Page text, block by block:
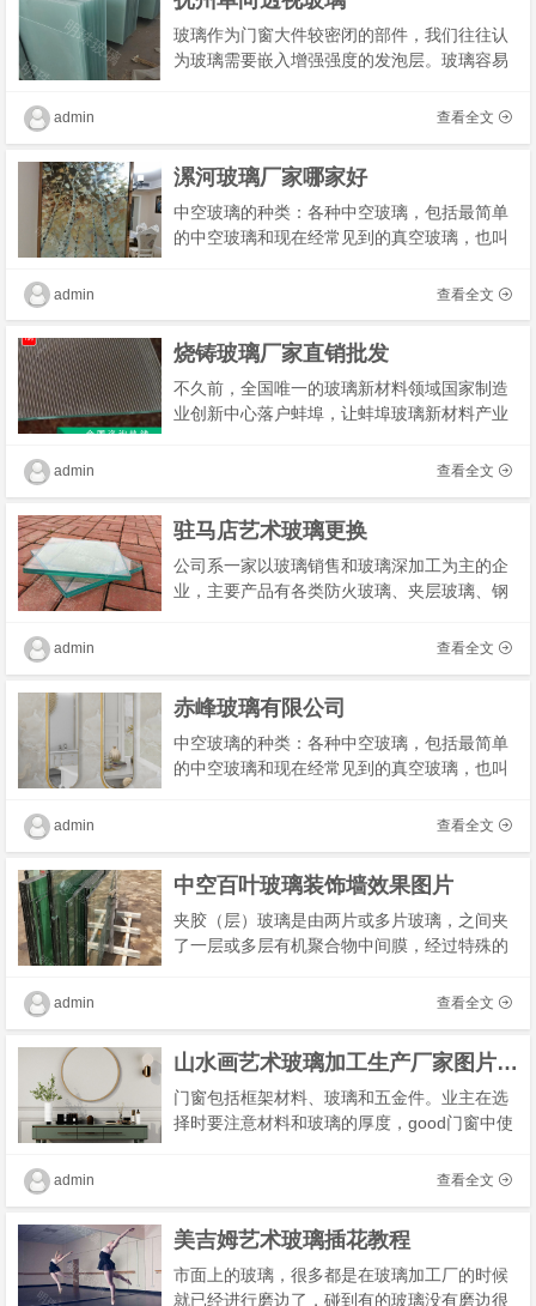
玻璃作为门窗大件较密闭的部件，我们往往认
为玻璃需要嵌入增强强度的发泡层。玻璃容易
隔热效果。当玻璃的使用温度高时，应关闭门
查看全文
admin
漯河玻璃厂家哪家好
中空玻璃的种类：各种中空玻璃，包括最简单
的中空玻璃和现在经常见到的真空玻璃，也叫
经过特殊设计的钢化玻璃。只有具有中空的板
查看全文
admin
烧铸玻璃厂家直销批发
不久前，全国唯一的玻璃新材料领域国家制造
业创新中心落户蚌埠，让蚌埠玻璃新材料产业
硅基新材料产业，以中建材蚌埠玻璃工业设计
查看全文
admin
驻马店艺术玻璃更换
公司系一家以玻璃销售和玻璃深加工为主的企
业，主要产品有各类防火玻璃、夹层玻璃、钢
玻璃工程的设计与安装等，其中尤其是三小时
查看全文
admin
赤峰玻璃有限公司
中空玻璃的种类：各种中空玻璃，包括最简单
的中空玻璃和现在经常见到的真空玻璃，也叫
经过特殊设计的钢化玻璃。只有具有中空的板
查看全文
admin
中空百叶玻璃装饰墙效果图片
夹胶（层）玻璃是由两片或多片玻璃，之间夹
了一层或多层有机聚合物中间膜，经过特殊的
后，使玻璃和中间膜永久粘合为一体的复合玻
查看全文
admin
山水画艺术玻璃加工生产厂家图片高清版
门窗包括框架材料、玻璃和五金件。业主在选
择时要注意材料和玻璃的厚度，good门窗中使
是钢化玻璃。另外，想要门窗的安全性和耐用
查看全文
admin
美吉姆艺术玻璃插花教程
市面上的玻璃，很多都是在玻璃加工厂的时候
就已经进行磨边了，碰到有的玻璃没有磨边很